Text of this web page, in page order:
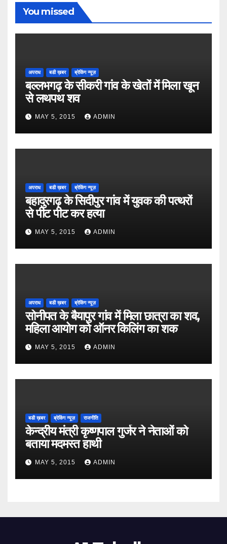
You missed
अपराध बडी ख़बर ब्रेकिंग न्यूज़
बल्लभगढ़ के सीकरी गांव के खेतों में मिला खून
से लथपथ शव
MAY 5, 2015 ADMIN
अपराध बडी ख़बर ब्रेकिंग न्यूज़
बहादुरगढ़ के सिदीपुर गांव में युवक की पत्थरों
से पीट पीट कर हत्या
MAY 5, 2015 ADMIN
अपराध बडी ख़बर ब्रेकिंग न्यूज़
सोनीपत के बैयापुर गांव में मिला छात्रा का शव,
महिला आयोग को ऑनर किलिंग का शक
MAY 5, 2015 ADMIN
बडी ख़बर ब्रेकिंग न्यूज़ राजनीति
केन्द्रीय मंत्री कृष्णपाल गुर्जर ने नेताओं को
बताया मदमस्त हाथी
MAY 5, 2015 ADMIN